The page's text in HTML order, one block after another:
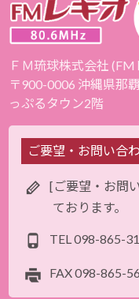
ＦＭ琉球株式会社 (FM
〒900-0006 沖縄県那
っぷるタウン2階
ご要望・お問い合
[ご要望・お問
ております。
TEL098-865-
FAX098-865-